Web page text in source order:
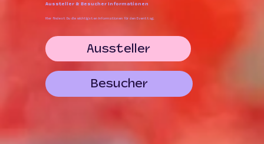
Aussteller & Besucher Informationen
Hier findest Du die wichtigsten Informationen für den Eventtag.
Aussteller
Besucher